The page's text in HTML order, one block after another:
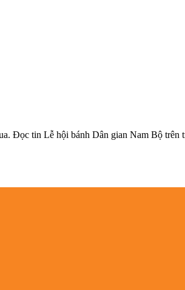
Đọc tin Lễ hội bánh Dân gian Nam Bộ trên